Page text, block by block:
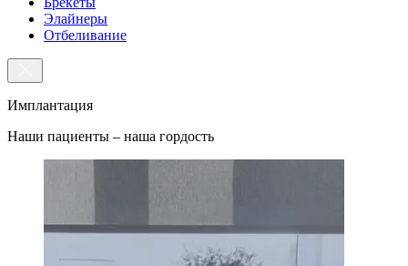
Элайнеры
Отбеливание
Имплантация
Наши пациенты – наша гордость